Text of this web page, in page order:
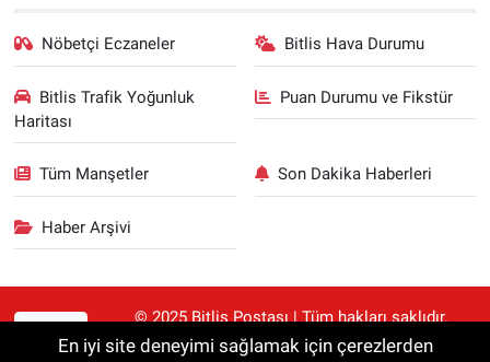
Nöbetçi Eczaneler Bitlis Hava Durumu
Bitlis Trafik Yoğunluk
Haritası
Puan Durumu ve Fikstür
Tüm Manşetler Son Dakika Haberleri
Haber Arşivi
© 2025 Bitlis Postası | Tüm hakları saklıdır.
Haberler kaynak gösterilmeden alıntılanamaz.
En iyi site deneyimi sağlamak için çerezlerden